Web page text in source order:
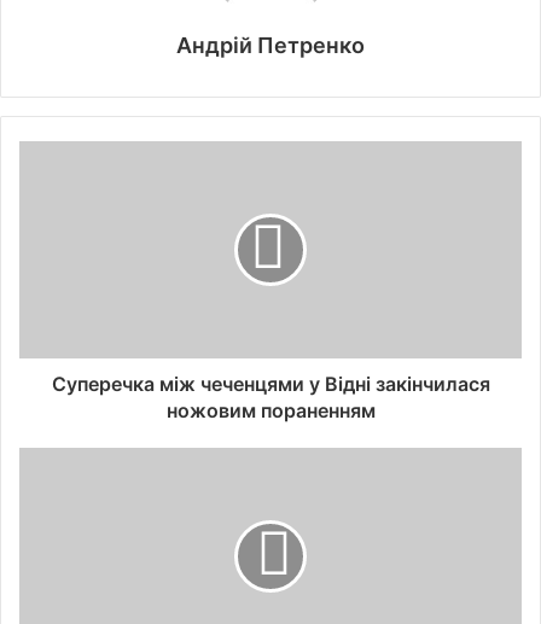
Андрій Петренко
Суперечка між чеченцями у Відні закінчилася
ножовим пораненням